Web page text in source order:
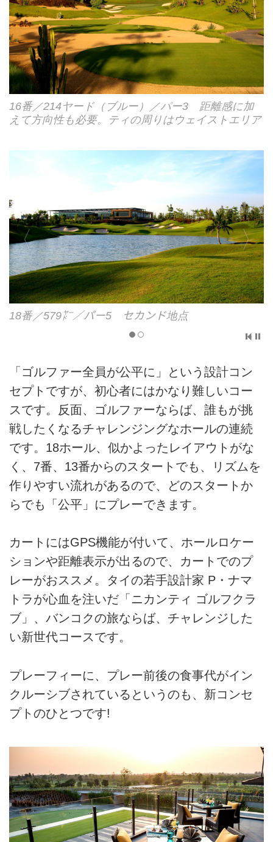
16番／214ヤード（ブルー）／パー3 距離感に加
えて方向性も必要。ティの周りはウェイストエリア
18番／579㍎／パー5 セカンド地点
「ゴルファー全員が公平に」という設計コン
セプトですが、初心者にはかなり難しいコー
スです。反面、ゴルファーならば、誰もが挑
戦したくなるチャレンジングなホールの連続
です。18ホール、似かよったレイアウトがな
く、7番、13番からのスタートでも、リズムを
作りやすい流れがあるので、どのスタートか
らでも「公平」にプレーできます。
カートにはGPS機能が付いて、ホールロケー
ションや距離表示が出るので、カートでのプ
レーがおススメ。タイの若手設計家 P・ナマ
トラが心血を注いだ「ニカンティ ゴルフクラ
ブ」、バンコクの旅ならば、チャレンジした
い新世代コースです。
プレーフィーに、プレー前後の食事代がイン
クルーシブされているというのも、新コンセ
プトのひとつです!